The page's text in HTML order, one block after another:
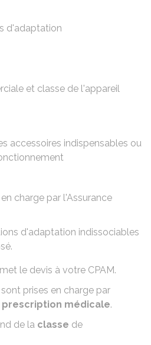
d'adaptation
et classe de l'appareil
accessoires indispensables ou
charge par l'Assurance
d'adaptation indissociables
le devis à votre CPAM.
prises en charge par
prescription médicale.
de la classe de